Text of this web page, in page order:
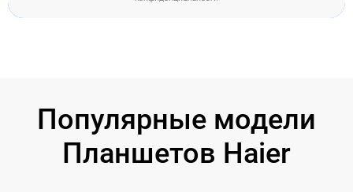
Популярные модели
Планшетов Haier